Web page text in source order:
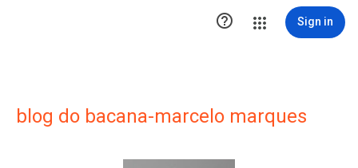
 Sign in
blog do bacana-marcelo marques